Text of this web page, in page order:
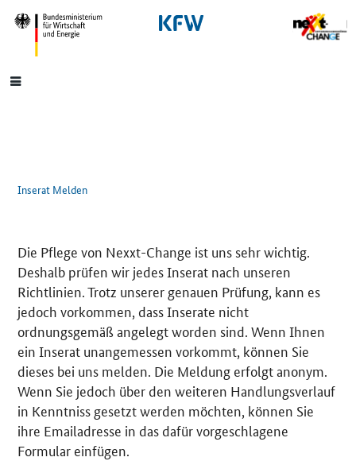
SrOnlyNavigation
Hauptmenü
Inserat Melden
Die Pflege von Nexxt-Change ist uns sehr wichtig.
Deshalb prüfen wir jedes Inserat nach unseren
Richtlinien. Trotz unserer genauen Prüfung, kann es
jedoch vorkommen, dass Inserate nicht
ordnungsgemäß angelegt worden sind. Wenn Ihnen
ein Inserat unangemessen vorkommt, können Sie
dieses bei uns melden. Die Meldung erfolgt anonym.
Wenn Sie jedoch über den weiteren Handlungsverlauf
in Kenntniss gesetzt werden möchten, können Sie
ihre Emailadresse in das dafür vorgeschlagene
Formular einfügen.